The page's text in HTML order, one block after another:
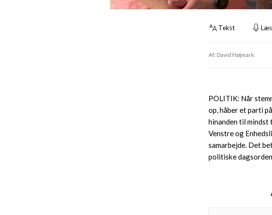
Tekst
Af: David Højmark
POLITIK: Når
op, håber et parti
hinanden til mindst
Venstre og
samarbejde. Det
politiske